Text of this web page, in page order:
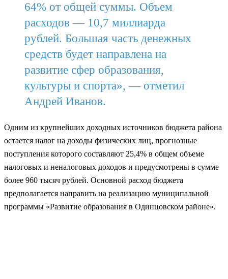
64% от общей суммы. Объем
расходов — 10,7 миллиарда
рублей. Большая часть денежных
средств будет направлена на
развитие сфер образования,
культуры и спорта», — отметил
Андрей Иванов.
Одним из крупнейших доходных источников бюджета района
остается налог на доходы физических лиц, прогнозные
поступления которого составляют 25,4% в общем объеме
налоговых и неналоговых доходов и предусмотрены в сумме
более 960 тысяч рублей. Основной расход бюджета
предполагается направить на реализацию муниципальной
программы «Развитие образования в Одинцовском районе».